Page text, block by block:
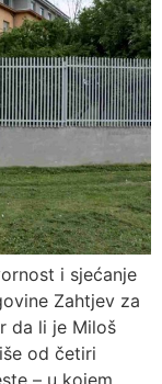
i sjećanje
Zahtjev za
da li je Miloš
od četiri